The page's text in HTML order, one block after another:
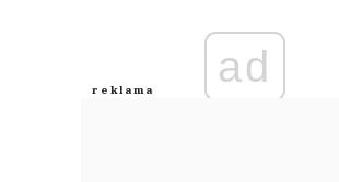
Anuluj
ad